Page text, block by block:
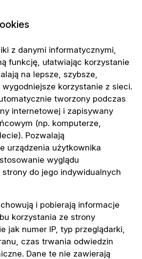
z danymi informatycznymi,
funkcję, ułatwiając korzystanie
na lepsze, szybsze,
korzystanie z sieci.
tworzony podczas
internetowej i zapisywany
(np. komputerze,
Pozwalają
urządzenia użytkownika
wyglądu
do jego indywidualnych
i pobierają informacje
korzystania ze strony
jak numer IP, typ przeglądarki,
czas trwania odwiedzin
Dane te nie zawierają